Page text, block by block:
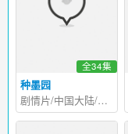
种墨园
全34集
剧情片/中国大陆/2026